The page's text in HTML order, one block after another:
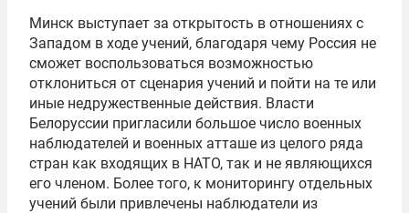
Минск выступает за открытость в отношениях с
Западом в ходе учений, благодаря чему Россия не
сможет воспользоваться возможностью
отклониться от сценария учений и пойти на те или
иные недружественные действия. Власти
Белоруссии пригласили большое число военных
наблюдателей и военных атташе из целого ряда
стран как входящих в НАТО, так и не являющихся
его членом. Более того, к мониторингу отдельных
учений были привлечены наблюдатели из